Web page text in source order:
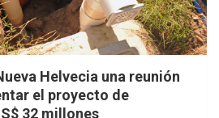
Helvecia una reunión
el proyecto de
32 millones